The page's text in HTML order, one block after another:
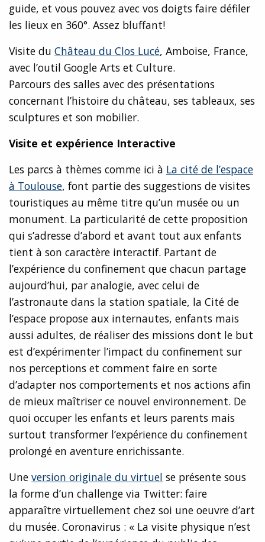
guide, et vous pouvez avec vos doigts faire défiler
les lieux en 360°. Assez bluffant!
Visite du Château du Clos Lucé, Amboise, France,
avec l’outil Google Arts et Culture.
Parcours des salles avec des présentations
concernant l’histoire du château, ses tableaux, ses
sculptures et son mobilier.
Visite et expérience Interactive
Les parcs à thèmes comme ici à La cité de l’espace
à Toulouse, font partie des suggestions de visites
touristiques au même titre qu’un musée ou un
monument. La particularité de cette proposition
qui s’adresse d’abord et avant tout aux enfants
tient à son caractère interactif. Partant de
l’expérience du confinement que chacun partage
aujourd’hui, par analogie, avec celui de
l’astronaute dans la station spatiale, la Cité de
l’espace propose aux internautes, enfants mais
aussi adultes, de réaliser des missions dont le but
est d’expérimenter l’impact du confinement sur
nos perceptions et comment faire en sorte
d’adapter nos comportements et nos actions afin
de mieux maîtriser ce nouvel environnement. De
quoi occuper les enfants et leurs parents mais
surtout transformer l’expérience du confinement
prolongé en aventure enrichissante.
Une version originale du virtuel se présente sous
la forme d’un challenge via Twitter: faire
apparaître virtuellement chez soi une oeuvre d’art
du musée. Coronavirus : « La visite physique n’est